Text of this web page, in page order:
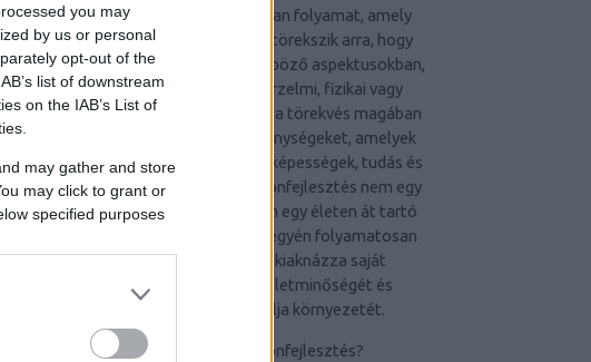
you may
by us or personal
opt-out of the
list of downstream
on the IAB’s List of
may gather and store
may click to grant or
specified purposes
Az önfejlesztés egy olyan folyamat, amely
során az egyén aktívan törekszik arra, hogy
jobbá tegye magát különböző aspektusokban,
legyen szó szellemi, érzelmi, fizikai vagy
szociális területekről. Ez a törekvés magában
foglalja azokat a tevékenységeket, amelyek
hozzájárulnak az egyéni képességek, tudás és
jólét fejlesztéséhez. Az önfejlesztés nem egy
adott cél elérése, hanem egy életen át tartó
utazás, amely során az egyén folyamatosan
törekszik arra, hogy kiaknázza saját
potenciálját, javítsa életminőségét és
pozitívan befolyásolja környezetét.
Miért fontos az önfejlesztés?